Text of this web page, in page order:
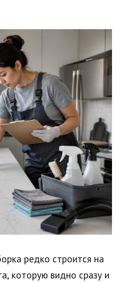
редко строится на
которую видно сразу и